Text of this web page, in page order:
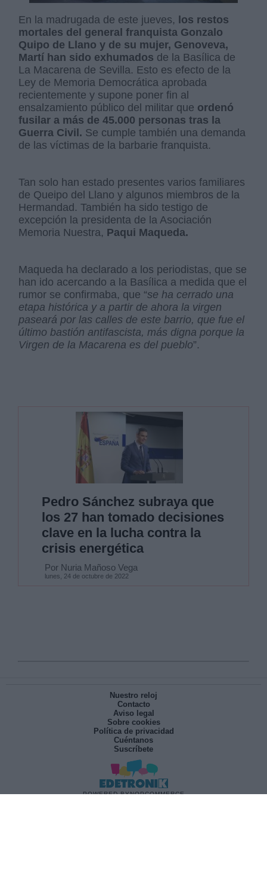
En la madrugada de este jueves,
los restos
mortales del general franquista Gonzalo
Quipo de Llano y de su mujer, Genoveva,
Martí han sido exhumados de la Basílica de
La Macarena de Sevilla. Esto es efecto de la
Ley de Memoria Democrática aprobada
recientemente y supone poner fin al
ensalzamiento público del militar que ordenó
fusilar a más de 45.000 personas tras la
Guerra Civil. Se cumple también una demanda
de las víctimas de la barbarie franquista.
Tan solo han estado presentes varios familiares
de Queipo del Llano y algunos miembros de la
Hermandad. También ha sido testigo de
excepción la presidenta de la Asociación
Memoria Nuestra, Paqui Maqueda.
Maqueda ha declarado a los periodistas, que se
han ido acercando a la Basílica a medida que el
rumor se confirmaba, que “se ha cerrado una
etapa histórica y a partir de ahora la virgen
paseará por las calles de este barrio, que fue el
último bastión antifascista, más digna porque la
Virgen de la Macarena es del pueblo”.
Pedro Sánchez subraya que
los 27 han tomado decisiones
clave en la lucha contra la
crisis energética
Por Nuria Mañoso Vega
lunes, 24 de octubre de 2022
Nuestro reloj
Contacto
Aviso legal
Sobre cookies
Política de privacidad
Cuéntanos
Suscríbete
POWERED BYNOPCOMMERCE